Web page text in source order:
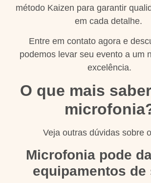
método Kaizen para garantir
em cada detalhe.
Entre em contato agora e
podemos levar seu evento a um
excelência.
O que mais
Veja outras dúvidas sobre
Microfonia pode
equipamentos de